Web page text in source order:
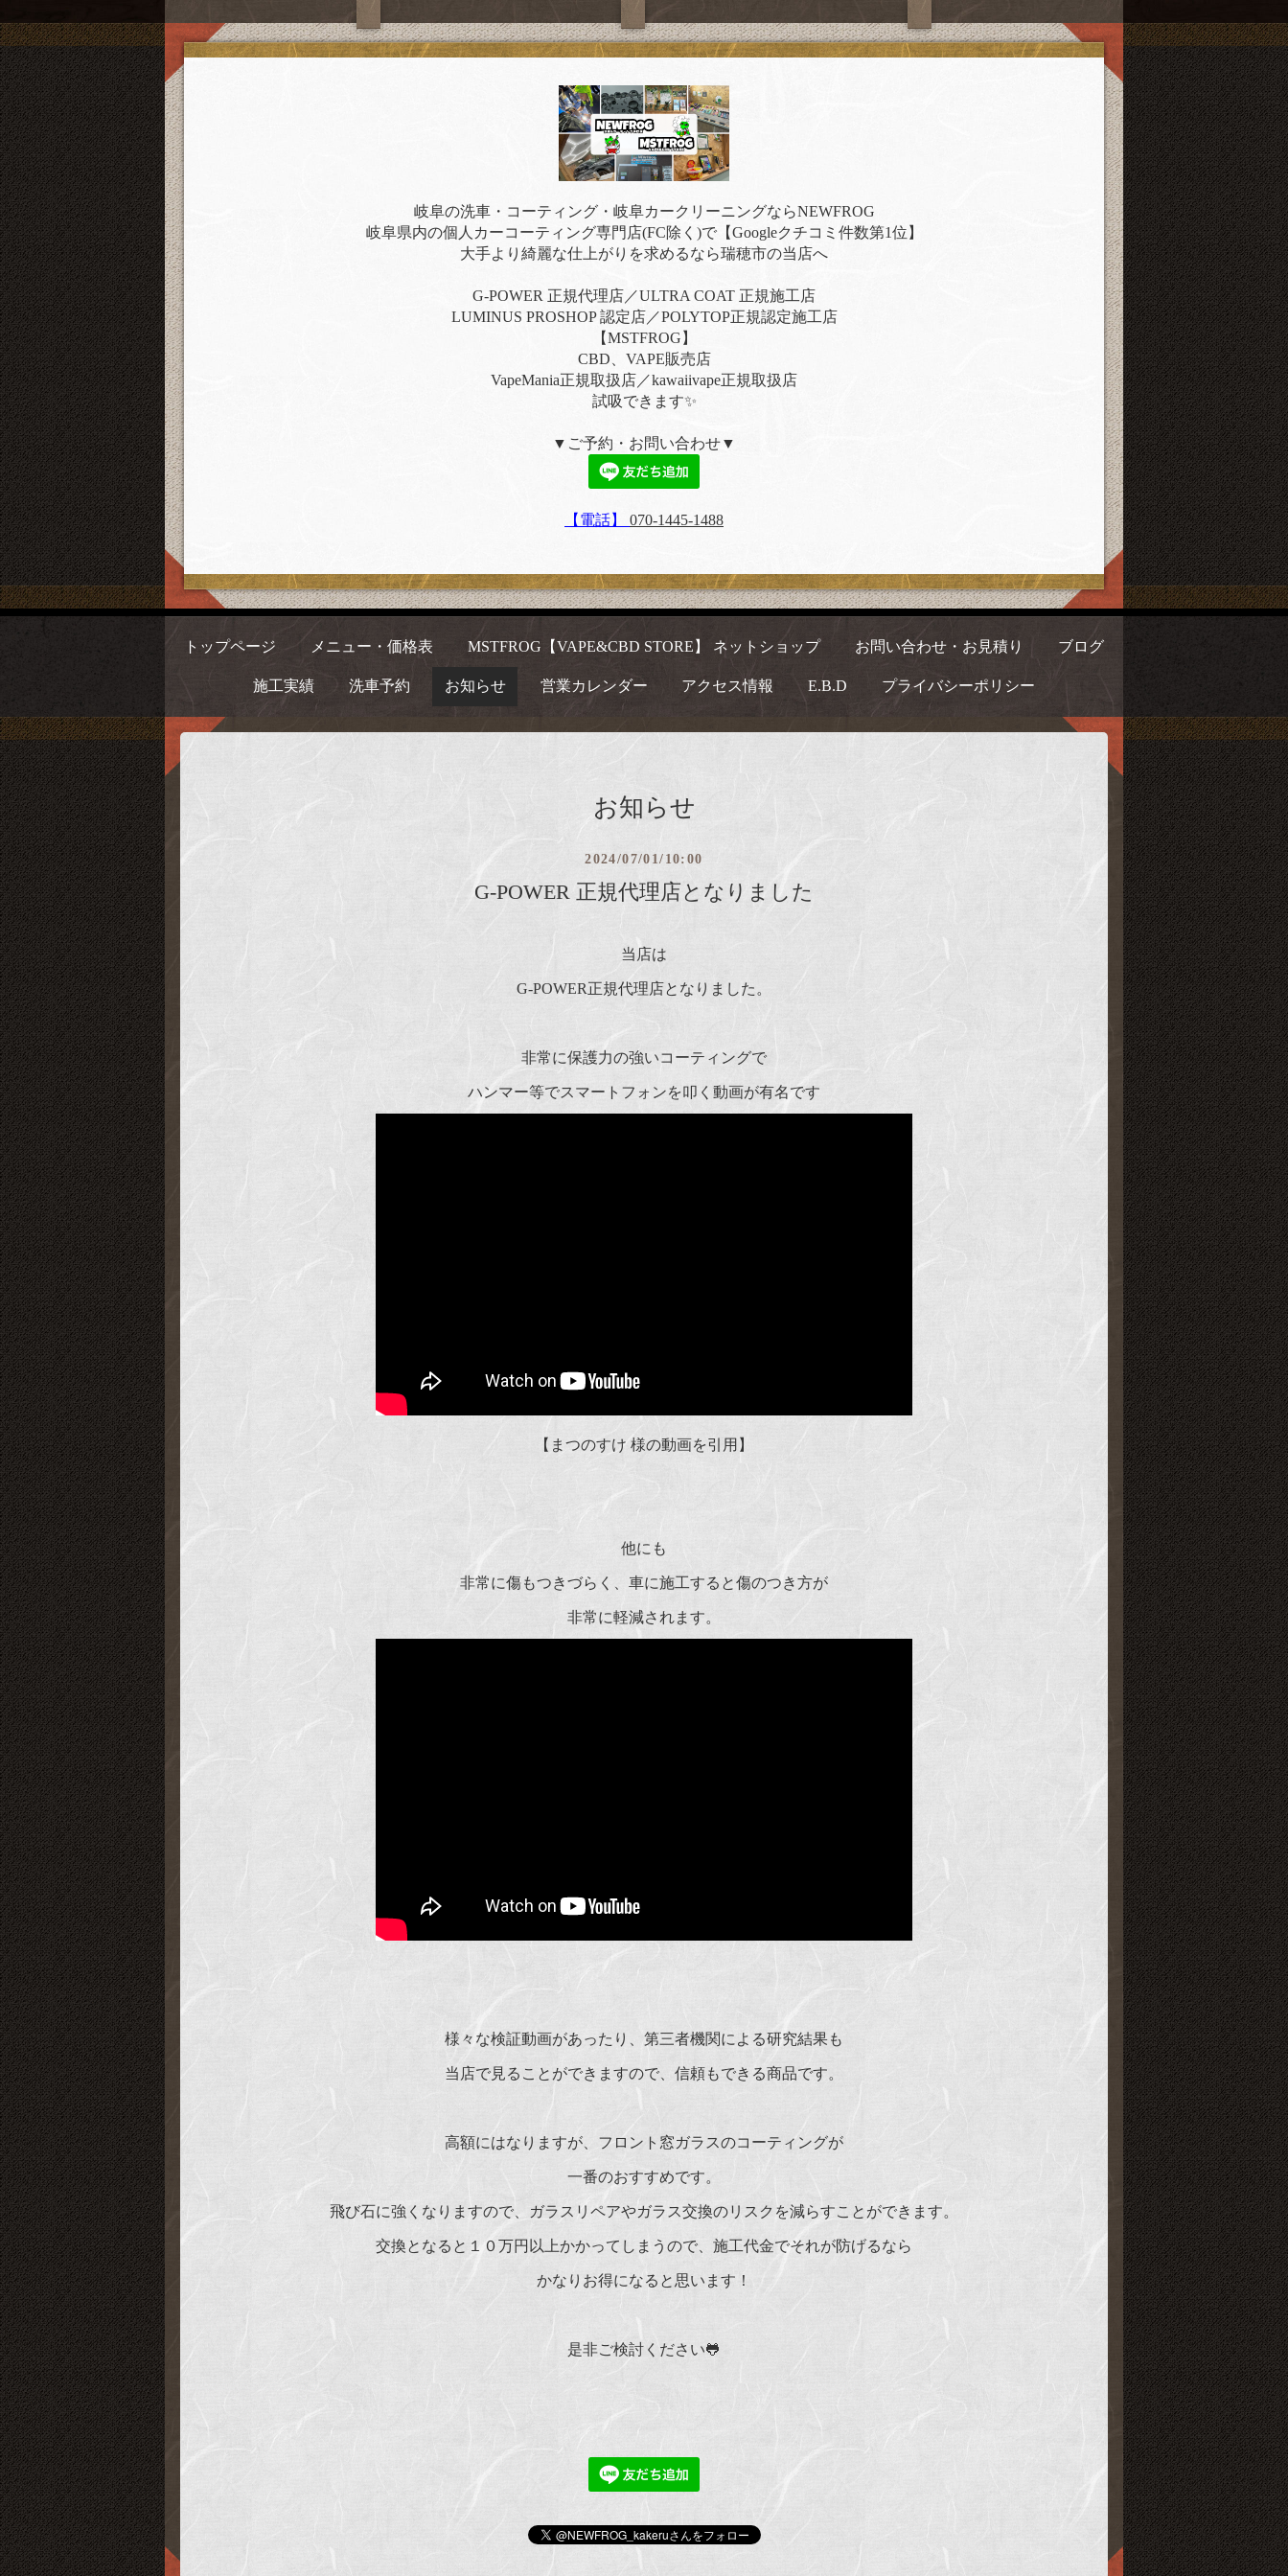
岐阜の洗車・コーティング・岐阜カークリーニングならNEWFROG
岐阜県内の個人カーコーティング専門店(FC除く)で【Googleクチコミ件数第1位】
大手より綺麗な仕上がりを求めるなら瑞穂市の当店へ
G-POWER 正規代理店／ULTRA COAT 正規施工店
LUMINUS PROSHOP 認定店／POLYTOP正規認定施工店
【MSTFROG】
CBD、VAPE販売店
VapeMania正規取扱店／kawaiivape正規取扱店
試吸できます✨
▼ご予約・お問い合わせ▼
【電話】 070-1445-1488
トップページ メニュー・価格表 MSTFROG【VAPE&CBD STORE】 ネットショップ お問い合わせ・お見積り ブログ
施工実績 洗車予約 お知らせ 営業カレンダー アクセス情報 E.B.D プライバシーポリシー
お知らせ
2024/07/01/10:00
G-POWER 正規代理店となりました
当店は
G-POWER正規代理店となりました。
非常に保護力の強いコーティングで
ハンマー等でスマートフォンを叩く動画が有名です
【まつのすけ 様の動画を引用】
他にも
非常に傷もつきづらく、車に施工すると傷のつき方が
非常に軽減されます。
様々な検証動画があったり、第三者機関による研究結果も
当店で見ることができますので、信頼もできる商品です。
高額にはなりますが、フロント窓ガラスのコーティングが
一番のおすすめです。
飛び石に強くなりますので、ガラスリペアやガラス交換のリスクを減らすことができます。
交換となると１０万円以上かかってしまうので、施工代金でそれが防げるなら
かなりお得になると思います！
是非ご検討ください🐸